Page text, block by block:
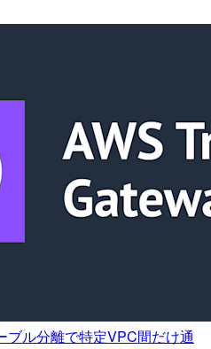
ブル分離で特定VPC間だけ通